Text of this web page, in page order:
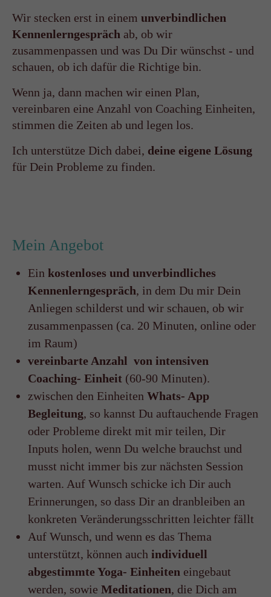
Wir stecken erst in einem unverbindlichen
Kennenlerngespräch ab, ob wir
zusammenpassen und was Du Dir wünschst - und
schauen, ob ich dafür die Richtige bin.
Wenn ja, dann machen wir einen Plan,
vereinbaren eine Anzahl von Coaching Einheiten,
stimmen die Zeiten ab und legen los.
Ich unterstütze Dich dabei, deine eigene Lösung
für Dein Probleme zu finden.
Mein Angebot
Ein kostenloses und unverbindliches
Kennenlerngespräch, in dem Du mir Dein
Anliegen schilderst und wir schauen, ob wir
zusammenpassen (ca. 20 Minuten, online oder
im Raum)
vereinbarte Anzahl von intensiven
Coaching- Einheit (60-90 Minuten).
zwischen den Einheiten Whats- App
Begleitung, so kannst Du auftauchende Fragen
oder Probleme direkt mit mir teilen, Dir
Inputs holen, wenn Du welche brauchst und
musst nicht immer bis zur nächsten Session
warten. Auf Wunsch schicke ich Dir auch
Erinnerungen, so dass Dir an dranbleiben an
konkreten Veränderungsschritten leichter fällt
Auf Wunsch, und wenn es das Thema
unterstützt, können auch individuell
abgestimmte Yoga- Einheiten eingebaut
werden, sowie Meditationen, die Dich am